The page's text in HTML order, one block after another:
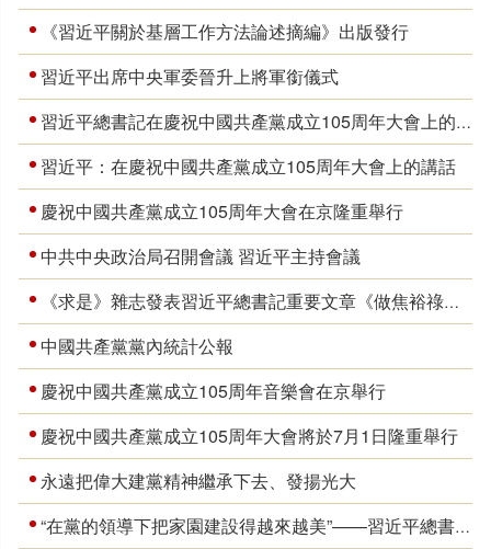
《習近平關於基層工作方法論述摘編》出版發行
習近平出席中央軍委晉升上將軍銜儀式
習近平總書記在慶祝中國共產黨成立105周年大會上的講話金句
習近平：在慶祝中國共產黨成立105周年大會上的講話
慶祝中國共產黨成立105周年大會在京隆重舉行
中共中央政治局召開會議 習近平主持會議
《求是》雜志發表習近平總書記重要文章《做焦裕祿式的縣委書記》
中國共產黨黨內統計公報
慶祝中國共產黨成立105周年音樂會在京舉行
慶祝中國共產黨成立105周年大會將於7月1日隆重舉行
永遠把偉大建黨精神繼承下去、發揚光大
“在黨的領導下把家園建設得越來越美”——習近平總書記在山東德州考察紀實